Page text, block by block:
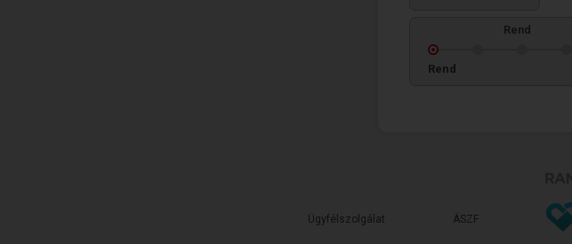
Rend
Rend
Ügyfélszolgálat ÁSZF